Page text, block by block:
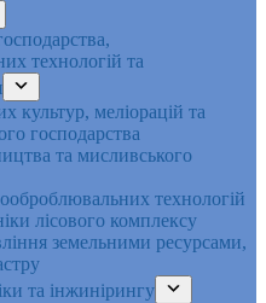
технологій та
культур, меліорацій та
господарства
та мисливського
технологій
лісового комплексу
земельними ресурсами,
та інжинірингу